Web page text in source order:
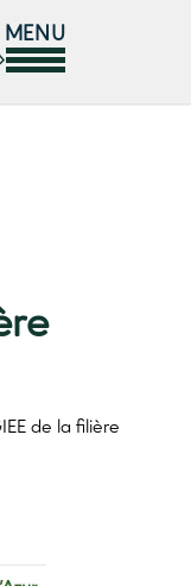
MENU
de la filière